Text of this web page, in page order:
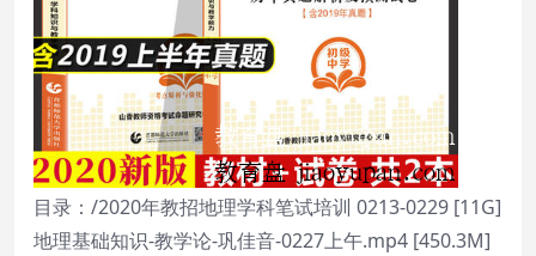
目录：/2020年教招地理学科笔试培训 0213-0229 [11G]
地理基础知识-教学论-巩佳音-0227上午.mp4 [450.3M]